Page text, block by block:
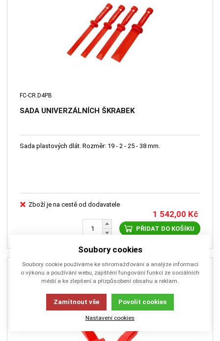
FC-CR.D4PB
SADA UNIVERZÁLNÍCH ŠKRABEK
Sada plastových dlát. Rozměr: 19 - 2 - 25 - 38 mm.
Zboží je na cestě od dodavatele
1 542,00 Kč
PŘIDAT DO KOŠÍKU
Soubory cookies
Soubory cookie používáme ke shromažďování a analýze informací
o výkonu a používání webu, zajištění fungování funkcí ze sociálních
médií a ke zlepšení a přizpůsobení obsahu a reklam.
Zamítnout vše Povolit cookies
Nastavení cookies